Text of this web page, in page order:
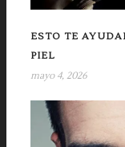
ESTO TE
PIEL
mayo 4, 2026